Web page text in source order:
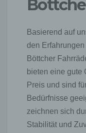
Basierend auf
den
Böttcher
bieten eine gute
Preis und sind
Bedürfnisse
zeichnen sich
Stabilität und